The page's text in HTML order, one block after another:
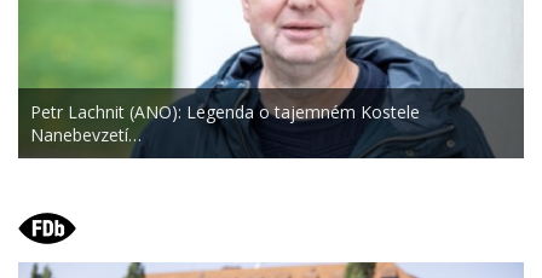
Petr Lachnit (ANO): Legenda o tajemném Kostele
Nanebevzetí…